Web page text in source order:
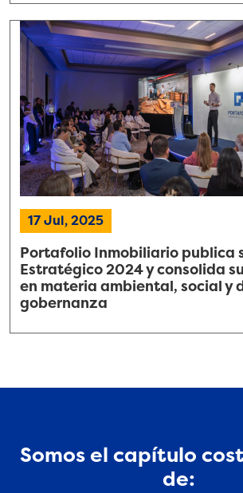
17 Jul, 2025
Portafolio Inmobiliario publica
Estratégico 2024 y consolida
en materia ambiental, social y
gobernanza
Somos el capítulo
de: